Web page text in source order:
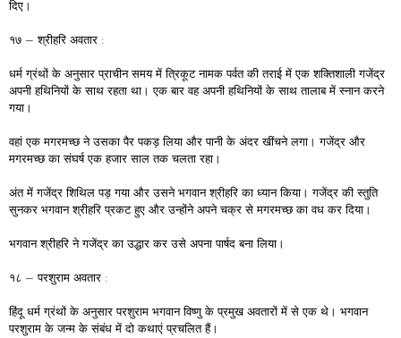
दिए।
१७ – श्रीहरि अवतार :
धर्म ग्रंथों के अनुसार प्राचीन समय में त्रिकूट नामक पर्वत की तराई में एक शक्तिशाली गजेंद्र
अपनी हथिनियों के साथ रहता था। एक बार वह अपनी हथिनियों के साथ तालाब में स्नान करने
गया।
वहां एक मगरमच्छ ने उसका पैर पकड़ लिया और पानी के अंदर खींचने लगा। गजेंद्र और
मगरमच्छ का संघर्ष एक हजार साल तक चलता रहा।
अंत में गजेंद्र शिथिल पड़ गया और उसने भगवान श्रीहरि का ध्यान किया। गजेंद्र की स्तुति
सुनकर भगवान श्रीहरि प्रकट हुए और उन्होंने अपने चक्र से मगरमच्छ का वध कर दिया।
भगवान श्रीहरि ने गजेंद्र का उद्धार कर उसे अपना पार्षद बना लिया।
१८ – परशुराम अवतार :
हिंदू धर्म ग्रंथों के अनुसार परशुराम भगवान विष्णु के प्रमुख अवतारों में से एक थे। भगवान
परशुराम के जन्म के संबंध में दो कथाएं प्रचलित हैं।